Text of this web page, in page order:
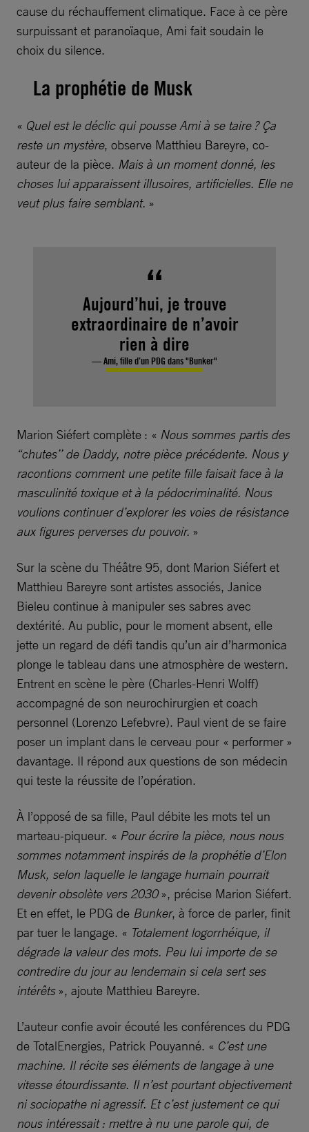
cause du réchauffement climatique. Face à ce père
surpuissant et paranoïaque, Ami fait soudain le
choix du silence.
La prophétie de Musk
« Quel est le déclic qui pousse Ami à se taire ? Ça
reste un mystère, observe Matthieu Bareyre, co-
auteur de la pièce. Mais à un moment donné, les
choses lui apparaissent illusoires, artificielles. Elle ne
veut plus faire semblant. »
Aujourd’hui, je trouve
extraordinaire de n’avoir
rien à dire
— Ami, fille d’un PDG dans "Bunker"
Marion Siéfert complète : « Nous sommes partis des
‘‘chutes’’ de Daddy, notre pièce précédente. Nous y
racontions comment une petite fille faisait face à la
masculinité toxique et à la pédocriminalité. Nous
voulions continuer d’explorer les voies de résistance
aux figures perverses du pouvoir. »
Sur la scène du Théâtre 95, dont Marion Siéfert et
Matthieu Bareyre sont artistes associés, Janice
Bieleu continue à manipuler ses sabres avec
dextérité. Au public, pour le moment absent, elle
jette un regard de défi tandis qu’un air d’harmonica
plonge le tableau dans une atmosphère de western.
Entrent en scène le père (Charles-Henri Wolff)
accompagné de son neurochirurgien et coach
personnel (Lorenzo Lefebvre). Paul vient de se faire
poser un implant dans le cerveau pour « performer »
davantage. Il répond aux questions de son médecin
qui teste la réussite de l’opération.
À l’opposé de sa fille, Paul débite les mots tel un
marteau-piqueur. « Pour écrire la pièce, nous nous
sommes notamment inspirés de la prophétie d’Elon
Musk, selon laquelle le langage humain pourrait
devenir obsolète vers 2030», précise Marion Siéfert.
Et en effet, le PDG de Bunker, à force de parler, finit
par tuer le langage. « Totalement logorrhéique, il
dégrade la valeur des mots. Peu lui importe de se
contredire du jour au lendemain si cela sert ses
intérêts», ajoute Matthieu Bareyre.
L’auteur confie avoir écouté les conférences du PDG
de TotalEnergies, Patrick Pouyanné. « C’est une
machine. Il récite ses éléments de langage à une
vitesse étourdissante. Il n’est pourtant objectivement
ni sociopathe ni agressif. Et c’est justement ce qui
nous intéressait : mettre à nu une parole qui, de